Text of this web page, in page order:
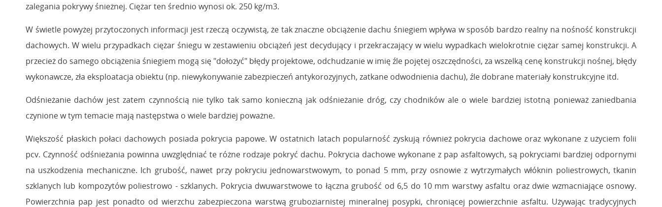
zalegania pokrywy śnieżnej. Ciężar ten średnio wynosi ok. 250 kg/m3.
W świetle powyżej przytoczonych informacji jest rzeczą oczywistą, że tak znaczne obciążenie dachu śniegiem wpływa w sposób bardzo realny na nośność konstrukcji
dachowych. W wielu przypadkach ciężar śniegu w zestawieniu obciążeń jest decydujący i przekraczający w wielu wypadkach wielokrotnie ciężar samej konstrukcji. A
przecież do samego obciążenia śniegiem mogą się "dołożyć" błędy projektowe, odchudzanie w imię źle pojętej oszczędności, za wszelką cenę konstrukcji nośnej, błędy
wykonawcze, zła eksploatacja obiektu (np. niewykonywanie zabezpieczeń antykorozyjnych, zatkane odwodnienia dachu), źle dobrane materiały konstrukcyjne itd.
Odśnieżanie dachów jest zatem czynnością nie tylko tak samo konieczną jak odśnieżanie dróg, czy chodników ale o wiele bardziej istotną ponieważ zaniedbania
czynione w tym temacie mają następstwa o wiele bardziej poważne.
Większość płaskich połaci dachowych posiada pokrycia papowe. W ostatnich latach popularność zyskują również pokrycia dachowe oraz wykonane z użyciem folii
pcv. Czynność odśnieżania powinna uwzględniać te różne rodzaje pokryć dachu. Pokrycia dachowe wykonane z pap asfaltowych, są pokryciami bardziej odpornymi
na uszkodzenia mechaniczne. Ich grubość, nawet przy pokryciu jednowarstwowym, to ponad 5 mm, przy osnowie z wytrzymałych włóknin poliestrowych, tkanin
szklanych lub kompozytów poliestrowo - szklanych. Pokrycia dwuwarstwowe to łączna grubość od 6,5 do 10 mm warstwy asfaltu oraz dwie wzmacniające osnowy.
Powierzchnia pap jest ponadto od wierzchu zabezpieczona warstwą gruboziarnistej mineralnej posypki, chroniącej powierzchnie asfaltu. Używając tradycyjnych